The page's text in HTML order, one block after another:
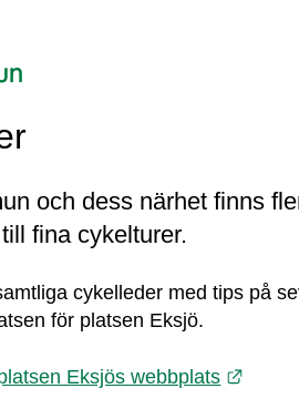
och dess närhet finns
fina cykelturer.
cykelleder med tips på
för platsen Eksjö.
Eksjös webbplats Länk